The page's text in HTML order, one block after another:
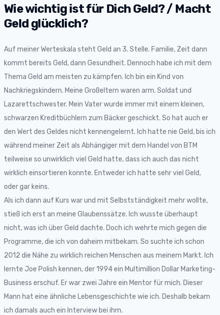
Wie wichtig ist für Dich Geld? / Macht
Geld glücklich?
Auf meiner Werteskala steht Geld an 3. Stelle. Familie, Zeit dann
kommt bereits Geld, dann Gesundheit. Dennoch habe ich mit dem
Thema Geld am meisten zu kämpfen. Ich bin ein Kind von
Nachkriegskindern. Meine Großeltern waren arm. Soldat und
Lazarettschwester. Mein Vater wurde immer mit einem kleinen,
schwarzen Kreditbüchlern zum Bäcker geschickt. So hat auch er
den Wert des Geldes nicht kennengelernt. Ich hatte nie Geld, bis ich
während meiner Zeit als Abhängiger mit dem Handel von BTM
teilweise so unwirklich viel Geld hatte, dass ich auch das nicht
wirklich einsortieren konnte. Entweder ich hatte sehr viel Geld,
oder gar keins.
Als ich dann auf Kurs war und mit Selbstständigkeit mehr wollte,
stieß ich erst an meine Glaubenssätze. Ich wusste überhaupt
nicht, was ich über Geld dachte. Doch ich wehrte mich gegen die
Programme, die ich von daheim mitbekam. So suchte ich schon
2012 die Nähe zu wirklich reichen Menschen aus meinem Markt. Ich
lernte Joe Polish kennen, der 1994 ein Multimillion Dollar Marketing-
Business erschuf. Er war zwei Jahre ein Mentor für mich. Dieser
Mann hat eine ähnliche Lebensgeschichte wie ich. Deshalb bekam
ich damals auch ein Interview bei ihm.